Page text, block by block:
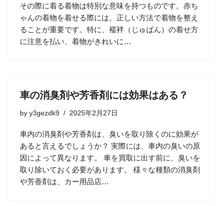
その際に着る着物は特別な意味を持つものです。赤ち
ゃんの着物を着せる際には、正しい方法で着物を整え
ることが重要です。特に、襦袢（じゅばん）の着せ方
に注意を払い、着物がきれいに…
車の消臭剤や芳香剤には効果はある？
by y3gezdk9 2025年2月27日
車内の消臭剤や芳香剤は、臭いを取り除くのに効果が
あると言えるでしょうか？ 実際には、車内の臭いの原
因によって異なります。 車を買取に出す前に、臭いを
取り除いておく必要があります。 様々な種類の消臭剤
や芳香剤は、カー用品店…